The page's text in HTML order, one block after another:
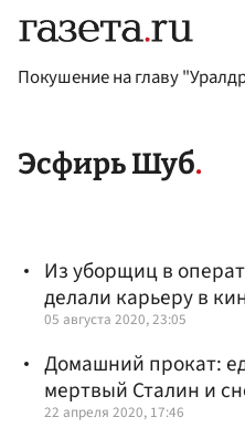
Покушение на главу
Эсфирь Шуб
Из уборщиц в
делали карьеру в
05 августа 2020, 23:05
Домашний прокат:
мертвый Сталин и
22 апреля 2020, 17:46